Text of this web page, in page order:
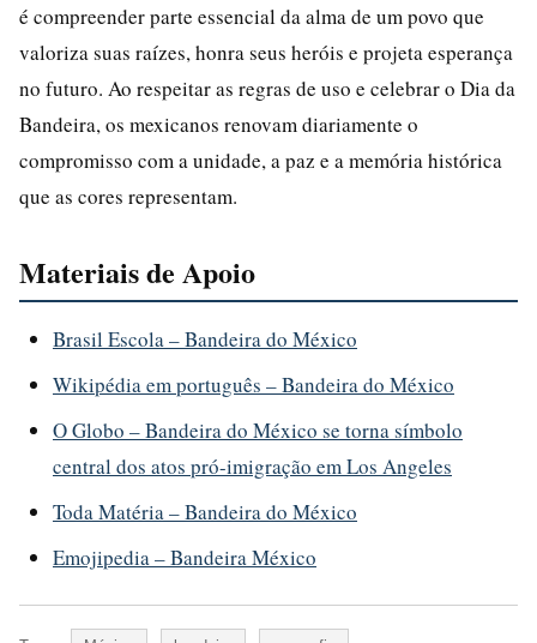
é compreender parte essencial da alma de um povo que
valoriza suas raízes, honra seus heróis e projeta esperança
no futuro. Ao respeitar as regras de uso e celebrar o Dia da
Bandeira, os mexicanos renovam diariamente o
compromisso com a unidade, a paz e a memória histórica
que as cores representam.
Materiais de Apoio
Brasil Escola – Bandeira do México
Wikipédia em português – Bandeira do México
O Globo – Bandeira do México se torna símbolo
central dos atos pró-imigração em Los Angeles
Toda Matéria – Bandeira do México
Emojipedia – Bandeira México